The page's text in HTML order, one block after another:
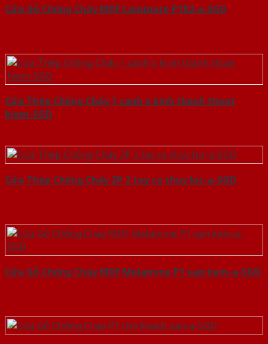
Cửa Gỗ Chống Cháy MDF Laminate P1R2-a-SGD
Cửa Thép Chống Cháy 1 canh o kinh thanh thoat
hiem-SGD
Cửa Thép Chống Cháy 2P 2 tay co thuy luc-a-SGD
Cửa Gỗ Chống Cháy MDF Melamine P1 van kem-a-SGD